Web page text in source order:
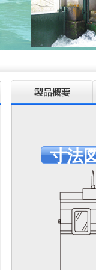
寸法